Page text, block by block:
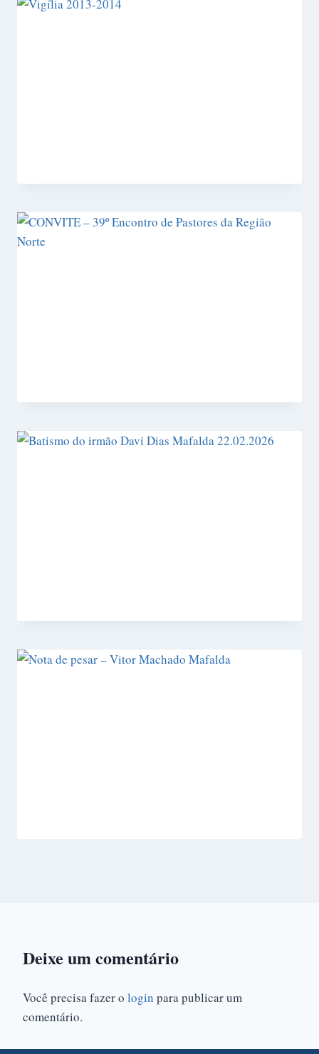
Deixe um comentário
Você precisa fazer o login para publicar um
comentário.